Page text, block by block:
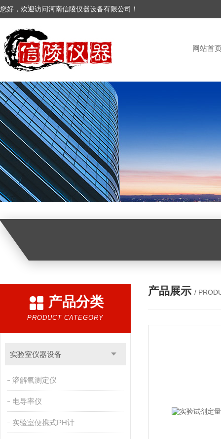
您好，欢迎访问河南信陵仪器设备有限公司！
网站首
产品分类
PRODUCT CATEGORY
实验室仪器设备
溶解氧测定仪
电导率仪
实验室便携式PH计
产品展示 /